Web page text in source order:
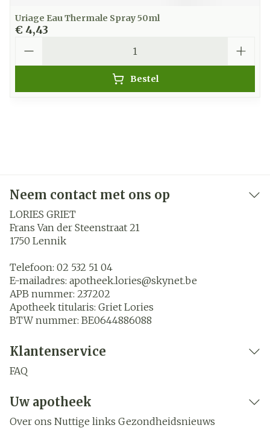
Uriage Eau Thermale Spray 50ml
€ 4,43
Bestel
Neem contact met ons op
LORIES GRIET
Frans Van der Steenstraat 21
1750 Lennik
Telefoon: 02 532 51 04
E-mailadres: apotheek.lories@skynet.be
APB nummer: 237202
Apotheek titularis: Griet Lories
BTW nummer: BE0644886088
Klantenservice
FAQ
Uw apotheek
Over ons Nuttige links Gezondheidsnieuws